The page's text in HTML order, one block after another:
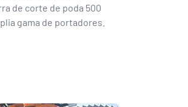
de corte de poda 500
gama de portadores.